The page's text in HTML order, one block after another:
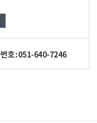
호 : 051-640-7246